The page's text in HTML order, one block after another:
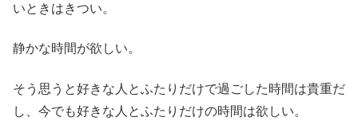
いときはきつい。
静かな時間が欲しい。
そう思うと好きな人とふたりだけで過ごした時間は貴重だ
し、今でも好きな人とふたりだけの時間は欲しい。